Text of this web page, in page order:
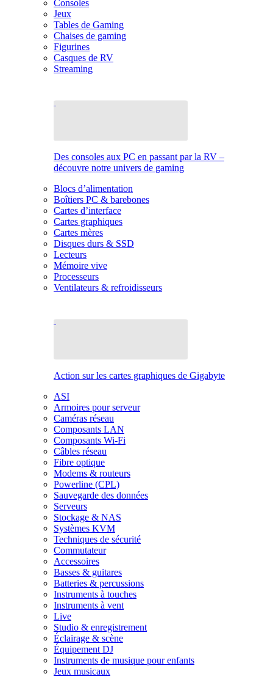
Consoles
Jeux
Tables de Gaming
Chaises de gaming
Figurines
Casques de RV
Streaming
Des consoles aux PC en passant par la RV –
découvre notre univers de gaming
Blocs d’alimentation
Boîtiers PC & barebones
Cartes d’interface
Cartes graphiques
Cartes mères
Disques durs & SSD
Lecteurs
Mémoire vive
Processeurs
Ventilateurs & refroidisseurs
Action sur les cartes graphiques de Gigabyte
ASI
Armoires pour serveur
Caméras réseau
Composants LAN
Composants Wi-Fi
Câbles réseau
Fibre optique
Modems & routeurs
Powerline (CPL)
Sauvegarde des données
Serveurs
Stockage & NAS
Systèmes KVM
Techniques de sécurité
Commutateur
Accessoires
Basses & guitares
Batteries & percussions
Instruments à touches
Instruments à vent
Live
Studio & enregistrement
Éclairage & scène
Équipement DJ
Instruments de musique pour enfants
Jeux musicaux